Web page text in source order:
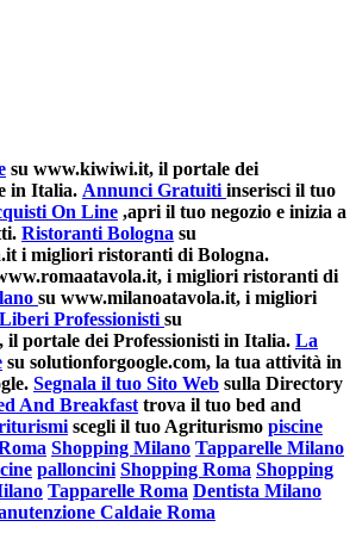
su www.kiwiwi.it, il portale dei
in Italia. Annunci Gratuiti inserisci il tuo
On Line ,apri il tuo negozio e inizia a
Ristoranti Bologna su
i migliori ristoranti di Bologna.
i migliori ristoranti di
su www.milanoatavola.it, i migliori
Liberi Professionisti su
il portale dei Professionisti in Italia. La
su solutionforgoogle.com, la tua attività in
Segnala il tuo Sito Web sulla Directory
And Breakfast trova il tuo bed and
scegli il tuo Agriturismo piscine
Shopping Milano Tapparelle Milano
palloncini Shopping Roma Shopping
Tapparelle Roma Dentista Milano
Caldaie Roma